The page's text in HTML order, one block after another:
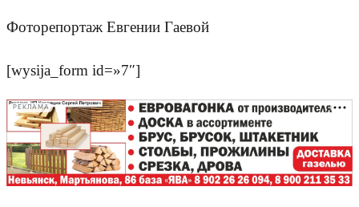
Фоторепортаж Евгении Гаевой
[wysija_form id=»7″]
РЕКЛАМА